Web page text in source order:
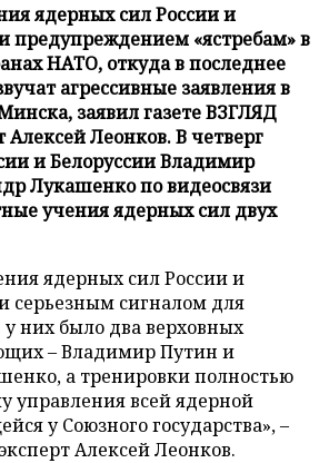
ядерных сил России и
предупреждением «ястребам» в
НАТО, откуда в последнее
агрессивные заявления в
заявил газете ВЗГЛЯД
Леонков. В четверг
и Белоруссии Владимир
Лукашенко по видеосвязи
учения ядерных сил двух
ядерных сил России и
серьезным сигналом для
них было два верховных
– Владимир Путин и
а тренировки полностью
управления всей ядерной
у Союзного государства», –
Алексей Леонков.